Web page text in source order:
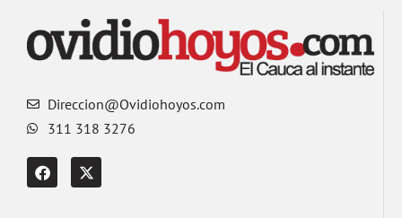
Direccion@Ovidiohoyos.com
311 318 3276